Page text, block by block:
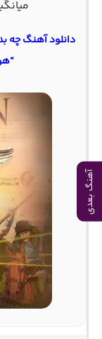
آهنگ بعدی
دانلود آهنگ چه